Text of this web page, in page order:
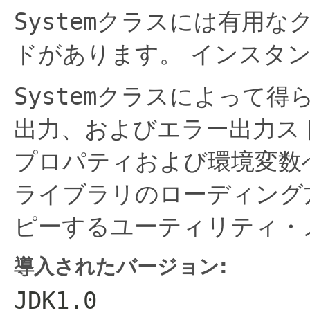
Systemクラスには有用な
ドがあります。
インスタ
Systemクラスによって得
出力、およびエラー出力
プロパティおよび環境変
ライブラリのローディン
ピーするユーティリティ
導入されたバージョン:
JDK1.0